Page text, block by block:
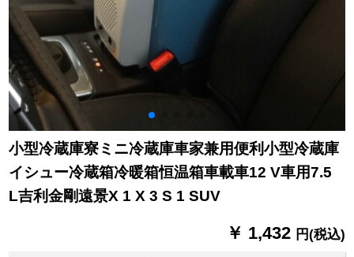
小型冷蔵庫寮ミニ冷蔵庫車家兼用便利小型冷蔵庫
イシュー冷蔵箱冷暖箱恒温箱車載車12 V車用7.5
L吉利金剛遠景X 1 X 3 S 1 SUV
￥ 1,432 円(税込)